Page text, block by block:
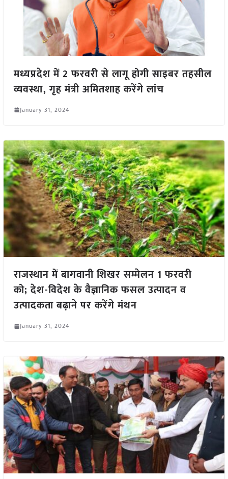
मध्यप्रदेश में 2 फरवरी से लागू होगी साइबर तहसील
व्यवस्था, गृह मंत्री अमितशाह करेंगे लांच
January 31, 2024
राजस्थान में बागवानी शिखर सम्मेलन 1 फरवरी
को; देश-विदेश के वैज्ञानिक फसल उत्पादन व
उत्पादकता बढ़ाने पर करेंगे मंथन
January 31, 2024